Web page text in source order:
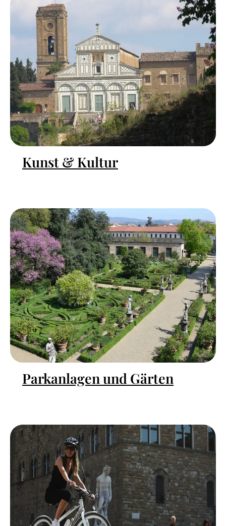
Kunst & Kultur
Parkanlagen und Gärten